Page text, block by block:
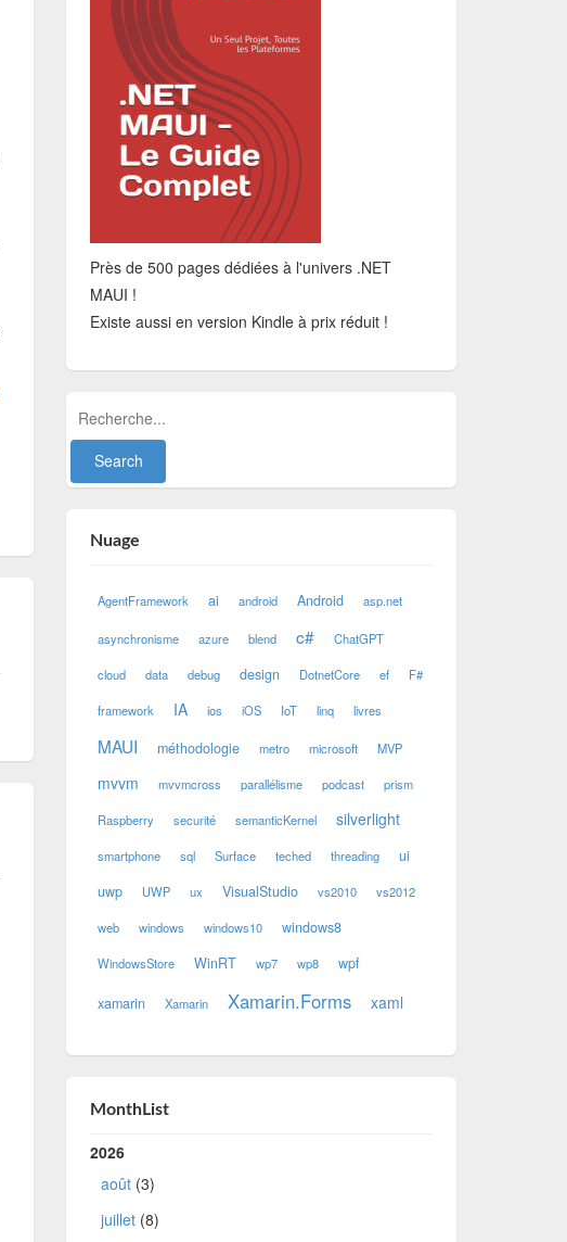
Près de 500 pages dédiées à l'univers .NET
MAUI !
Existe aussi en version Kindle à prix réduit !
Nuage
AgentFramework ai android Android asp.net
asynchronisme azure blend c# ChatGPT
cloud data debug design DotnetCore ef F#
framework IA ios iOS IoT linq livres
MAUI méthodologie metro microsoft MVP
mvvm mvvmcross parallélisme podcast prism
Raspberry securité semanticKernel silverlight
smartphone sql Surface teched threading
ui
uwp
UWP ux VisualStudio vs2010 vs2012
web windows windows10 windows8
WindowsStore WinRT wp7 wp8 wpf
xamarin Xamarin Xamarin.Forms xaml
MonthList
2026
août(3)
juillet(8)